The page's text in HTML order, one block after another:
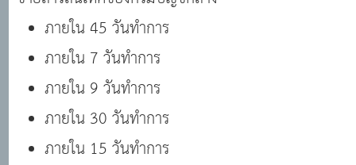
ภายใน 45 วันทำการ
ภายใน 7 วันทำการ
ภายใน 9 วันทำการ
ภายใน 30 วันทำการ
ภายใน 15 วันทำการ